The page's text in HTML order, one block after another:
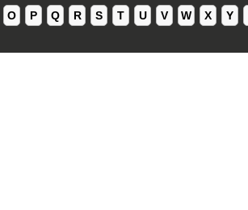
O P Q R S T U V W X Y